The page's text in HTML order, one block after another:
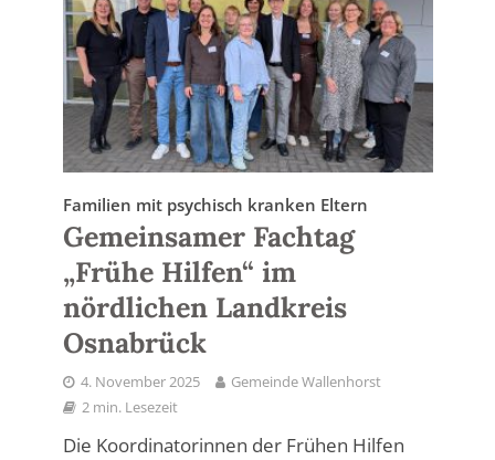
Familien mit psychisch kranken Eltern
Gemeinsamer Fachtag
„Frühe Hilfen“ im
nördlichen Landkreis
Osnabrück
4. November 2025
Gemeinde Wallenhorst
2 min. Lesezeit
Die Koordinatorinnen der Frühen Hilfen